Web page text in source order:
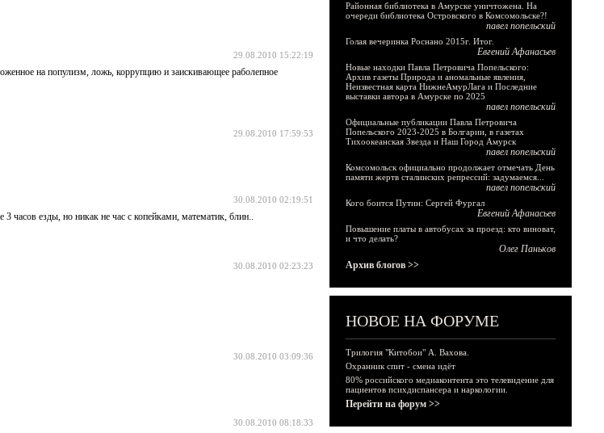
29.08.2010 15:22:19
на популизм, ложь, коррупцию и заискивающее раболепное
29.08.2010 17:59:53
30.08.2010 02:19:51
часов езды, но никак не час с копейками, математик, блин..
30.08.2010 02:23:23
30.08.2010 03:09:36
30.08.2010 08:18:33
Районная библиотека в Амурске уничтожена. На
очереди библиотека Островского в Комсомольске?!
павел попельский
Голая вечеринка Роснано 2015г. Итог.
Евгений Афанасьев
Новые находки Павла Петровича Попельского:
Архив газеты Природа и аномальные явления,
Неизвестная карта НижнеАмурЛага и Последние
выставки автора в Амурске по 2025
павел попельский
Официальные публикации Павла Петровича
Попельского 2023-2025 в Болгарии, в газетах
Тихоокеанская Звезда и Наш Город Амурск
павел попельский
Комсомольск официально продолжает отмечать День
памяти жертв сталинских репрессий: задумаемся...
павел попельский
Кого боится Путин: Сергей Фургал
Евгений Афанасьев
Повышение платы в автобусах за проезд: кто виноват,
и что делать?
Олег Паньков
Архив блогов >>
НОВОЕ НА ФОРУМЕ
Трилогия "Китобои" А. Вахова.
Охранник спит - смена идёт
80% российского медиаконтента это телевидение для
пациентов психдиспансера и наркологии.
Перейти на форум >>